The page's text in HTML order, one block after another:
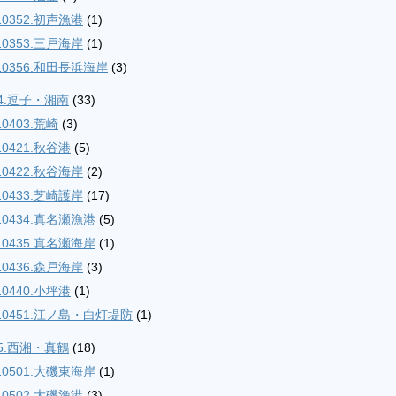
初声漁港 (1)
三戸海岸 (1)
和田長浜海岸 (3)
逗子・湘南 (33)
荒崎 (3)
秋谷港 (5)
秋谷海岸 (2)
芝崎護岸 (17)
真名瀬漁港 (5)
真名瀬海岸 (1)
森戸海岸 (3)
小坪港 (1)
江ノ島・白灯堤防 (1)
西湘・真鶴 (18)
大磯東海岸 (1)